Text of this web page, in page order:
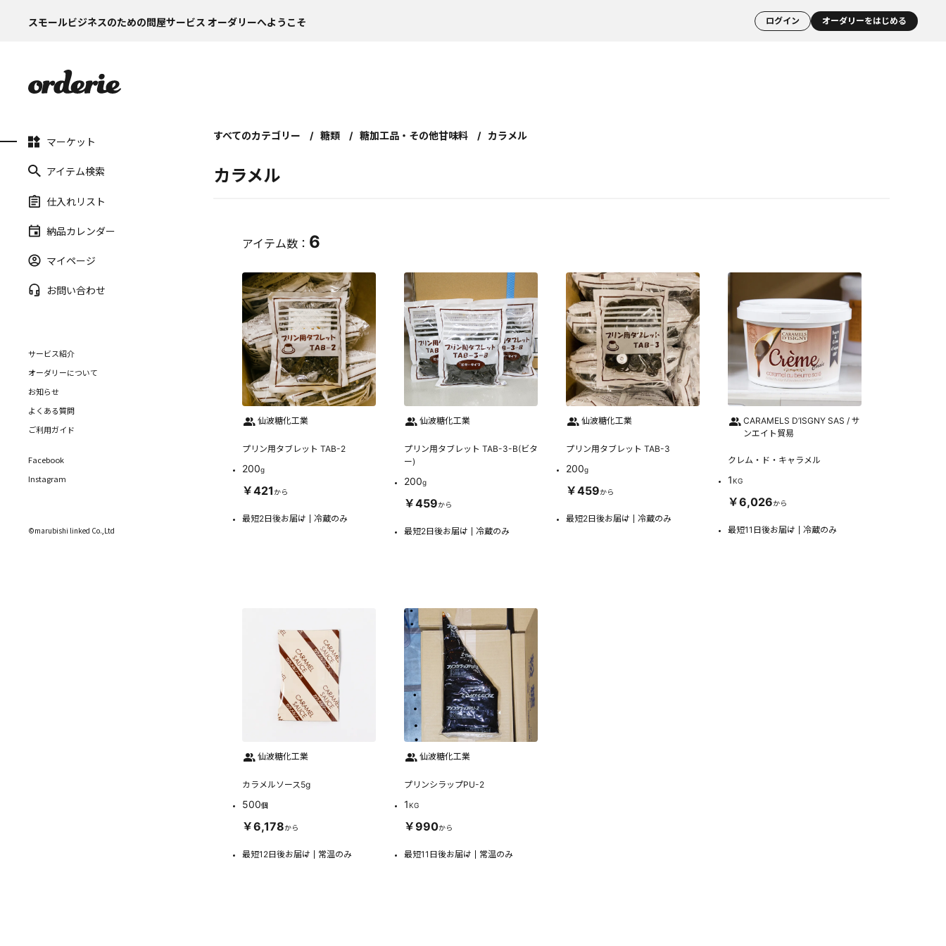
スモールビジネスのための問屋サービス オーダリーへようこそ ログイン オーダリーをはじめる
マーケット
アイテム検索
仕入れリスト
納品カレンダー
マイページ
お問い合わせ
サービス紹介
オーダリーについて
お知らせ
よくある質問
ご利用ガイド
Facebook
Instagram
©marubishi linked Co.,Ltd
すべてのカテゴリー 糖類 糖加工品・その他甘味料 カラメル
カラメル
アイテム数： 6
仙波糖化工業
プリン用タブレット TAB-2
200g
￥421から
最短2日後お届け 冷蔵のみ
仙波糖化工業
プリン用タブレット TAB-3-B(ビタ
ー)
200g
￥459から
最短2日後お届け 冷蔵のみ
仙波糖化工業
プリン用タブレット TAB-3
200g
￥459から
最短2日後お届け 冷蔵のみ
CARAMELS D’ISGNY SAS / サ
ンエイト貿易
クレム・ド・キャラメル
1KG
￥6,026から
最短11日後お届け 冷蔵のみ
仙波糖化工業
カラメルソース5g
500個
￥6,178から
最短12日後お届け 常温のみ
仙波糖化工業
プリンシラップPU-2
1KG
￥990から
最短11日後お届け 常温のみ